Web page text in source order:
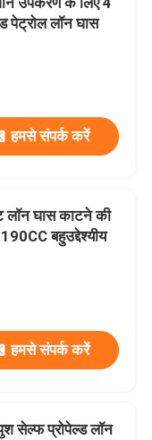
पेट्रोल लॉन घास
हमसे संपर्क करें
लॉन घास काटने की
बहुउद्देश्यीय
हमसे संपर्क करें
सेल्फ प्रोपेल्ड लॉन